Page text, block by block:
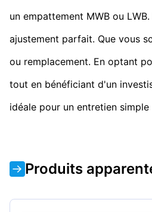
un empattement MWB ou
ajustement parfait. Que vous
ou remplacement. En optant
tout en bénéficiant d'un
idéale pour un entretien
Produits